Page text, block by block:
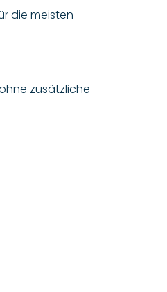
die meisten
zusätzliche